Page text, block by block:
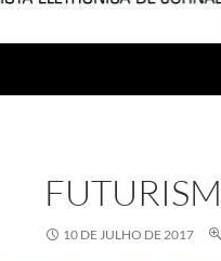
10 DE JULHO DE 2017